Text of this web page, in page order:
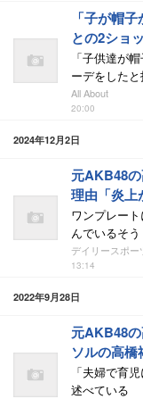
「子が帽
との2ショ
「子供達が
ーデをした
All About
20:00
2024年12月2日
元AKB48
理由「炎上
ワンプレー
んでいるそう
デイリースポー
13:14
2022年9月28日
元AKB48
ソルの高橋
「夫婦で育
述べている